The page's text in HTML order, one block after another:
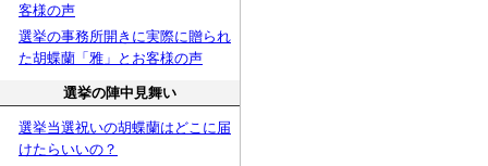
客様の声
選挙の事務所開きに実際に贈られ
た胡蝶蘭「雅」とお客様の声
選挙の陣中見舞い
選挙当選祝いの胡蝶蘭はどこに届
けたらいいの？